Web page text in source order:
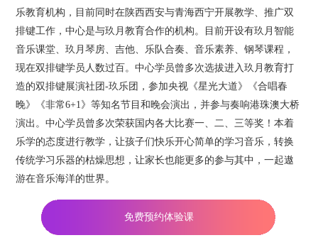
乐教育机构，目前同时在陕西西安与青海西宁开展教学、推广双
排键工作，中心是与玖月教育合作的机构。目前开设有玖月智能
音乐课堂、玖月琴房、吉他、乐队合奏、音乐素养、钢琴课程，
现在双排键学员人数过百。中心学员曾多次选拔进入玖月教育打
造的双排键展演社团-玖乐团，参加央视《星光大道》《合唱春
晚》《非常6+1》等知名节目和晚会演出，并参与奏响港珠澳大桥
演出。中心学员曾多次荣获国内各大比赛一、二、三等奖！本着
乐学的态度进行教学，让孩子们快乐开心简单的学习音乐，转换
传统学习乐器的枯燥思想，让家长也能更多的参与其中，一起遨
游在音乐海洋的世界。
免费预约体验课